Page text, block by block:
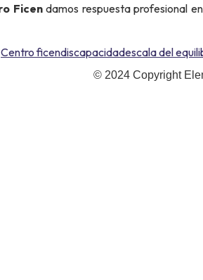
Ficendamos respuesta profesional
Centro ficendiscapacidadescala del
© 2024 Copyright